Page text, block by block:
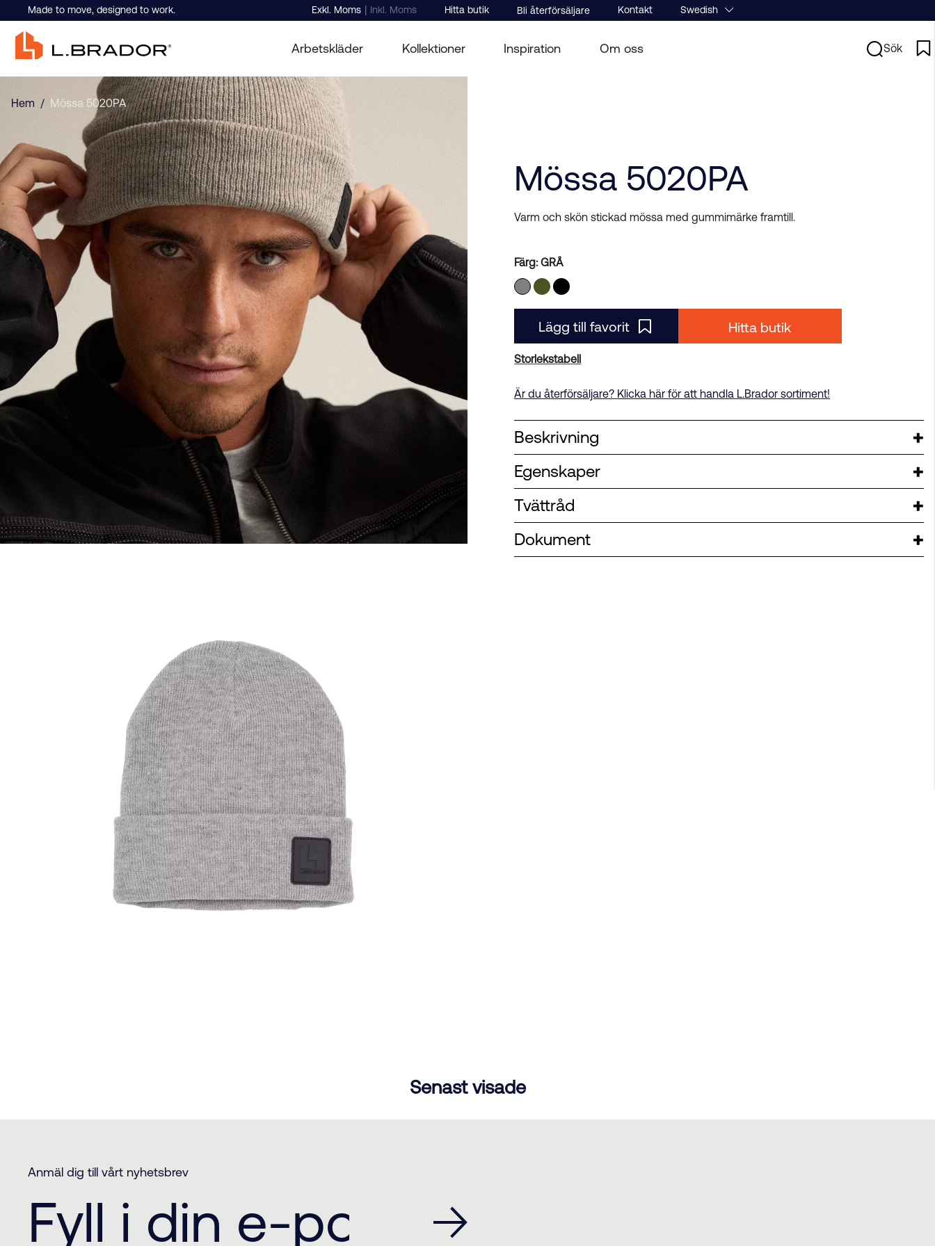
Made to move, designed to work. Exkl. Moms | Inkl. Moms Hitta butik Bli återförsäljare Kontakt Swedish
Arbetskläder Kollektioner Inspiration Om oss Sök
Hem / Mössa 5020PA
Mössa 5020PA
Varm och skön stickad mössa med gummimärke framtill.
Färg:GRÅ
Lägg till favorit Hitta butik
Storlekstabell
Är du återförsäljare? Klicka här för att handla L.Brador sortiment!
Beskrivning
Egenskaper
Tvättråd
Dokument
Senast visade
Anmäl dig till vårt nyhetsbrev